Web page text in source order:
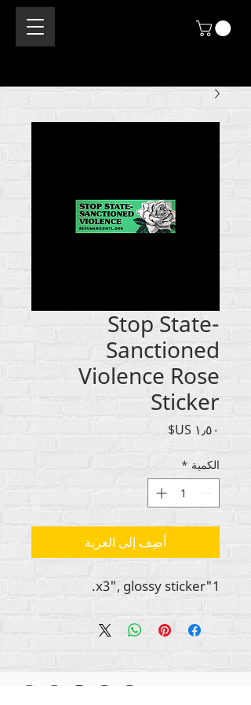
Stop State-
Sanctioned
Violence Rose
Sticker
الكمية *
أضِف إلى العربة
1"x3", glossy sticker.